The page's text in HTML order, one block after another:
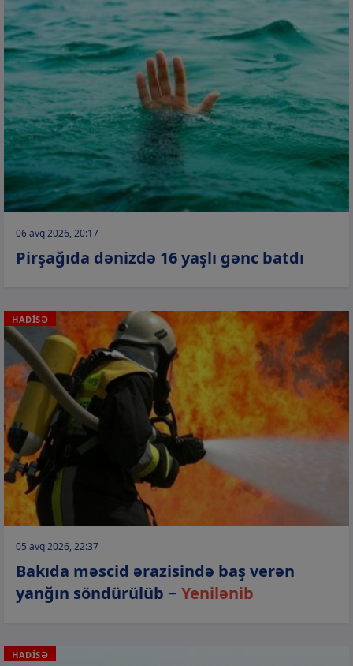
06 avq 2026, 20:17
Pirşağıda dənizdə 16 yaşlı gənc batdı
HADİSƏ
05 avq 2026, 22:37
Bakıda məscid ərazisində baş verən
yanğın söndürülüb − Yenilənib
HADİSƏ